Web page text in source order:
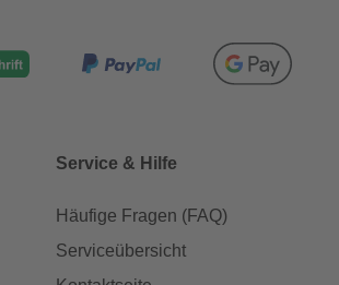
Service & Hilfe
Häufige Fragen (FAQ)
Serviceübersicht